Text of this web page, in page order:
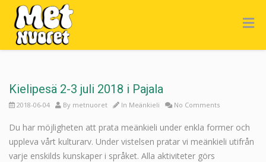
Kielipesä 2-3 juli 2018 i Pajala
2018-06-04 By metnuoret In Meänkieli No Comments
Du har möjligheten att prata meänkieli under enkla former och
uppleva vårt kulturarv. Under vistelsen pratar vi meänkieli utifrån
varje enskilds kunskaper i språket. Alla aktiviteter görs